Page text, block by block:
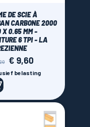
DE SCIE À
CARBONE 2000
X 0.65 MM -
6 TPI - LA
Prijs
€ 9,60
belasting